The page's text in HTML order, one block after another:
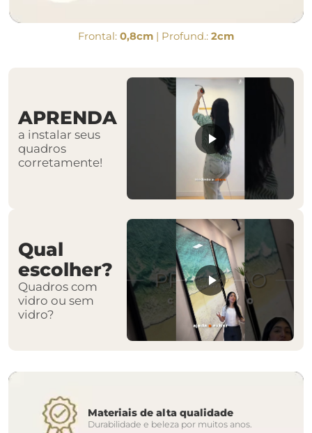
Frontal: 0,8cm | Profund.: 2cm
APRENDA
a instalar seus
quadros
corretamente!
Qual
escolher?
Quadros com
vidro ou sem
vidro?
Materiais de alta qualidade
Durabilidade e beleza por muitos anos.